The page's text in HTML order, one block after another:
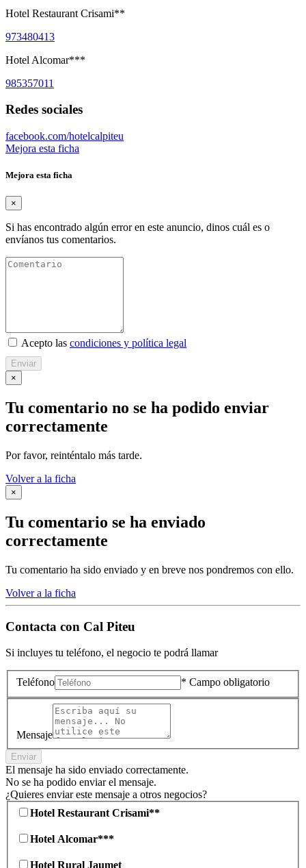
Hotel Restaurant Crisami**
973480413
Hotel Alcomar***
985357011
Redes sociales
facebook.com/hotelcalpiteu
Mejora esta ficha
Mejora esta ficha
×
Si has encontrado algún error en este anuncio, dinos cuál es o
envíanos tus comentarios.
Acepto las condiciones y política legal
Enviar
×
Tu comentario no se ha podido enviar
correctamente
Por favor, reinténtalo más tarde.
Volver a la ficha
×
Tu comentario se ha enviado
correctamente
Tu comentario ha sido enviado y en breve nos pondremos con ello.
Volver a la ficha
Contacta con Cal Piteu
Si incluyes tu teléfono, el negocio te podrá llamar
Teléfono * Campo obligatorio
Mensaje
Enviar
El mensaje ha sido enviado correctamente.
No se ha podido enviar el mensaje.
¿Quieres enviar este mensaje a otros negocios?
Hotel Restaurant Crisami**
Hotel Alcomar***
Hotel Rural Jaumet